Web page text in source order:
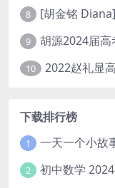
8
9
10
下载排行榜
1
2